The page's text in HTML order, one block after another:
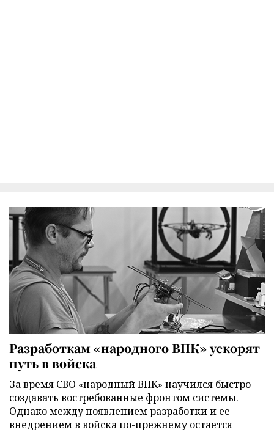
Разработкам «народного ВПК» ускорят
путь в войска
За время СВО «народный ВПК» научился быстро
создавать востребованные фронтом системы.
Однако между появлением разработки и ее
внедрением в войска по-прежнему остается